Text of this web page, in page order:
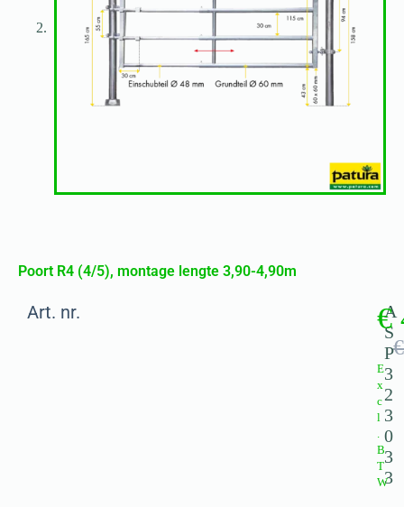
Poort R4 (4/5), montage lengte 3,90-4,90m
Art. nr.
A
S
P
3
2
3
0
3
3
€
€
E
x
c
l
.
B
T
W